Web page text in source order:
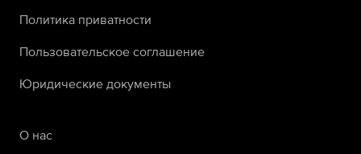
Политика приватности
Пользовательское соглашение
Юридические документы
О нас